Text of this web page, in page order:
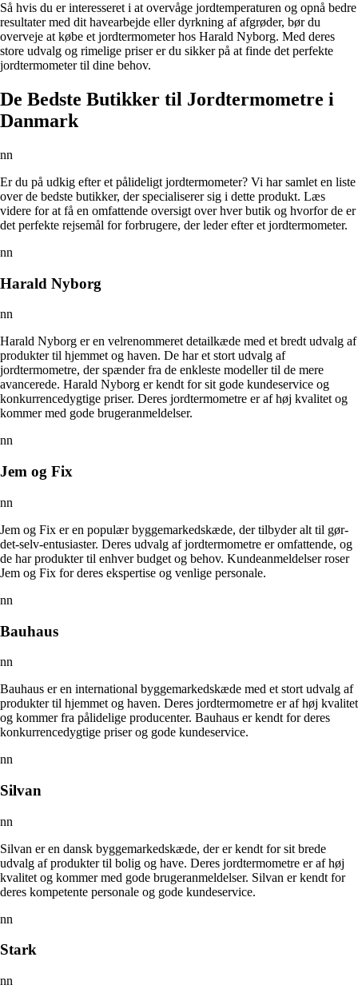
Så hvis du er interesseret i at overvåge jordtemperaturen og opnå bedre
resultater med dit havearbejde eller dyrkning af afgrøder, bør du
overveje at købe et jordtermometer hos Harald Nyborg. Med deres
store udvalg og rimelige priser er du sikker på at finde det perfekte
jordtermometer til dine behov.
De Bedste Butikker til Jordtermometre i
Danmark
nn
Er du på udkig efter et pålideligt jordtermometer? Vi har samlet en liste
over de bedste butikker, der specialiserer sig i dette produkt. Læs
videre for at få en omfattende oversigt over hver butik og hvorfor de er
det perfekte rejsemål for forbrugere, der leder efter et jordtermometer.
nn
Harald Nyborg
nn
Harald Nyborg er en velrenommeret detailkæde med et bredt udvalg af
produkter til hjemmet og haven. De har et stort udvalg af
jordtermometre, der spænder fra de enkleste modeller til de mere
avancerede. Harald Nyborg er kendt for sit gode kundeservice og
konkurrencedygtige priser. Deres jordtermometre er af høj kvalitet og
kommer med gode brugeranmeldelser.
nn
Jem og Fix
nn
Jem og Fix er en populær byggemarkedskæde, der tilbyder alt til gør-
det-selv-entusiaster. Deres udvalg af jordtermometre er omfattende, og
de har produkter til enhver budget og behov. Kundeanmeldelser roser
Jem og Fix for deres ekspertise og venlige personale.
nn
Bauhaus
nn
Bauhaus er en international byggemarkedskæde med et stort udvalg af
produkter til hjemmet og haven. Deres jordtermometre er af høj kvalitet
og kommer fra pålidelige producenter. Bauhaus er kendt for deres
konkurrencedygtige priser og gode kundeservice.
nn
Silvan
nn
Silvan er en dansk byggemarkedskæde, der er kendt for sit brede
udvalg af produkter til bolig og have. Deres jordtermometre er af høj
kvalitet og kommer med gode brugeranmeldelser. Silvan er kendt for
deres kompetente personale og gode kundeservice.
nn
Stark
nn